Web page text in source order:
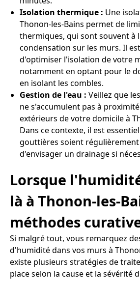
Isolation thermique : Une
Thonon-les-Bains permet de
thermiques, qui sont souvent à
condensation sur les murs. Il
d'optimiser l'isolation de votre
notamment en optant pour le
en isolant les combles.
Gestion de l'eau : Veillez que
ne s'accumulent pas à
extérieurs de votre domicile à
Dans ce contexte, il est
gouttières soient
d'envisager un drainage si
Lorsque
là à Thonon-les-
méthodes
Si malgré tout, vous remarquez
d'humidité dans vos murs à
existe plusieurs stratégies de
place selon la cause et la sévérité